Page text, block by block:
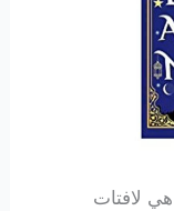
لافتات